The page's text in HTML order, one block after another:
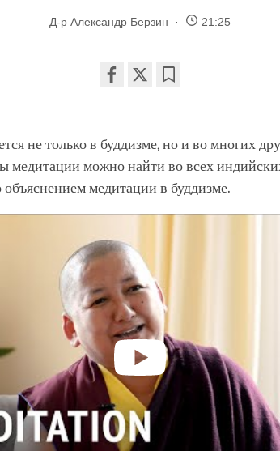
Д-р Александр Берзин 21:25
on
facebook
не только в буддизме, но и во многих
медитации можно найти во всех
объяснением медитации в буддизме.